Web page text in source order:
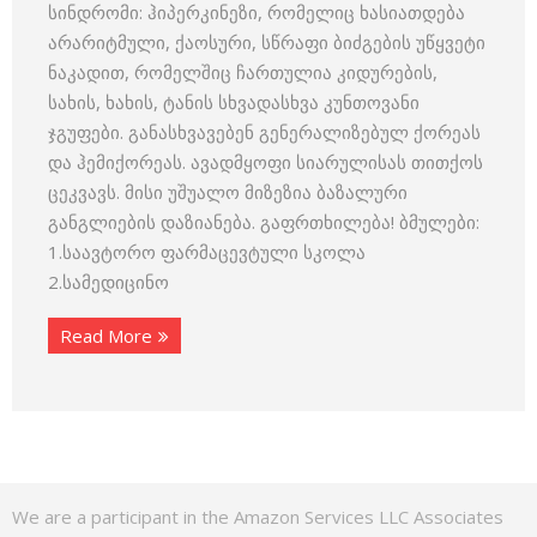
სინდრომი: ჰიპერკინეზი, რომელიც ხასიათდება
არარიტმული, ქაოსური, სწრაფი ბიძგების უწყვეტი
ნაკადით, რომელშიც ჩართულია კიდურების,
სახის, ხახის, ტანის სხვადასხვა კუნთოვანი
ჯგუფები. განასხვავებენ გენერალიზებულ ქორეას
და ჰემიქორეას. ავადმყოფი სიარულისას თითქოს
ცეკვავს. მისი უშუალო მიზეზია ბაზალური
განგლიების დაზიანება. გაფრთხილება! ბმულები:
1.საავტორო ფარმაცევტული სკოლა
2.სამედიცინო
Read More
We are a participant in the Amazon Services LLC Associates